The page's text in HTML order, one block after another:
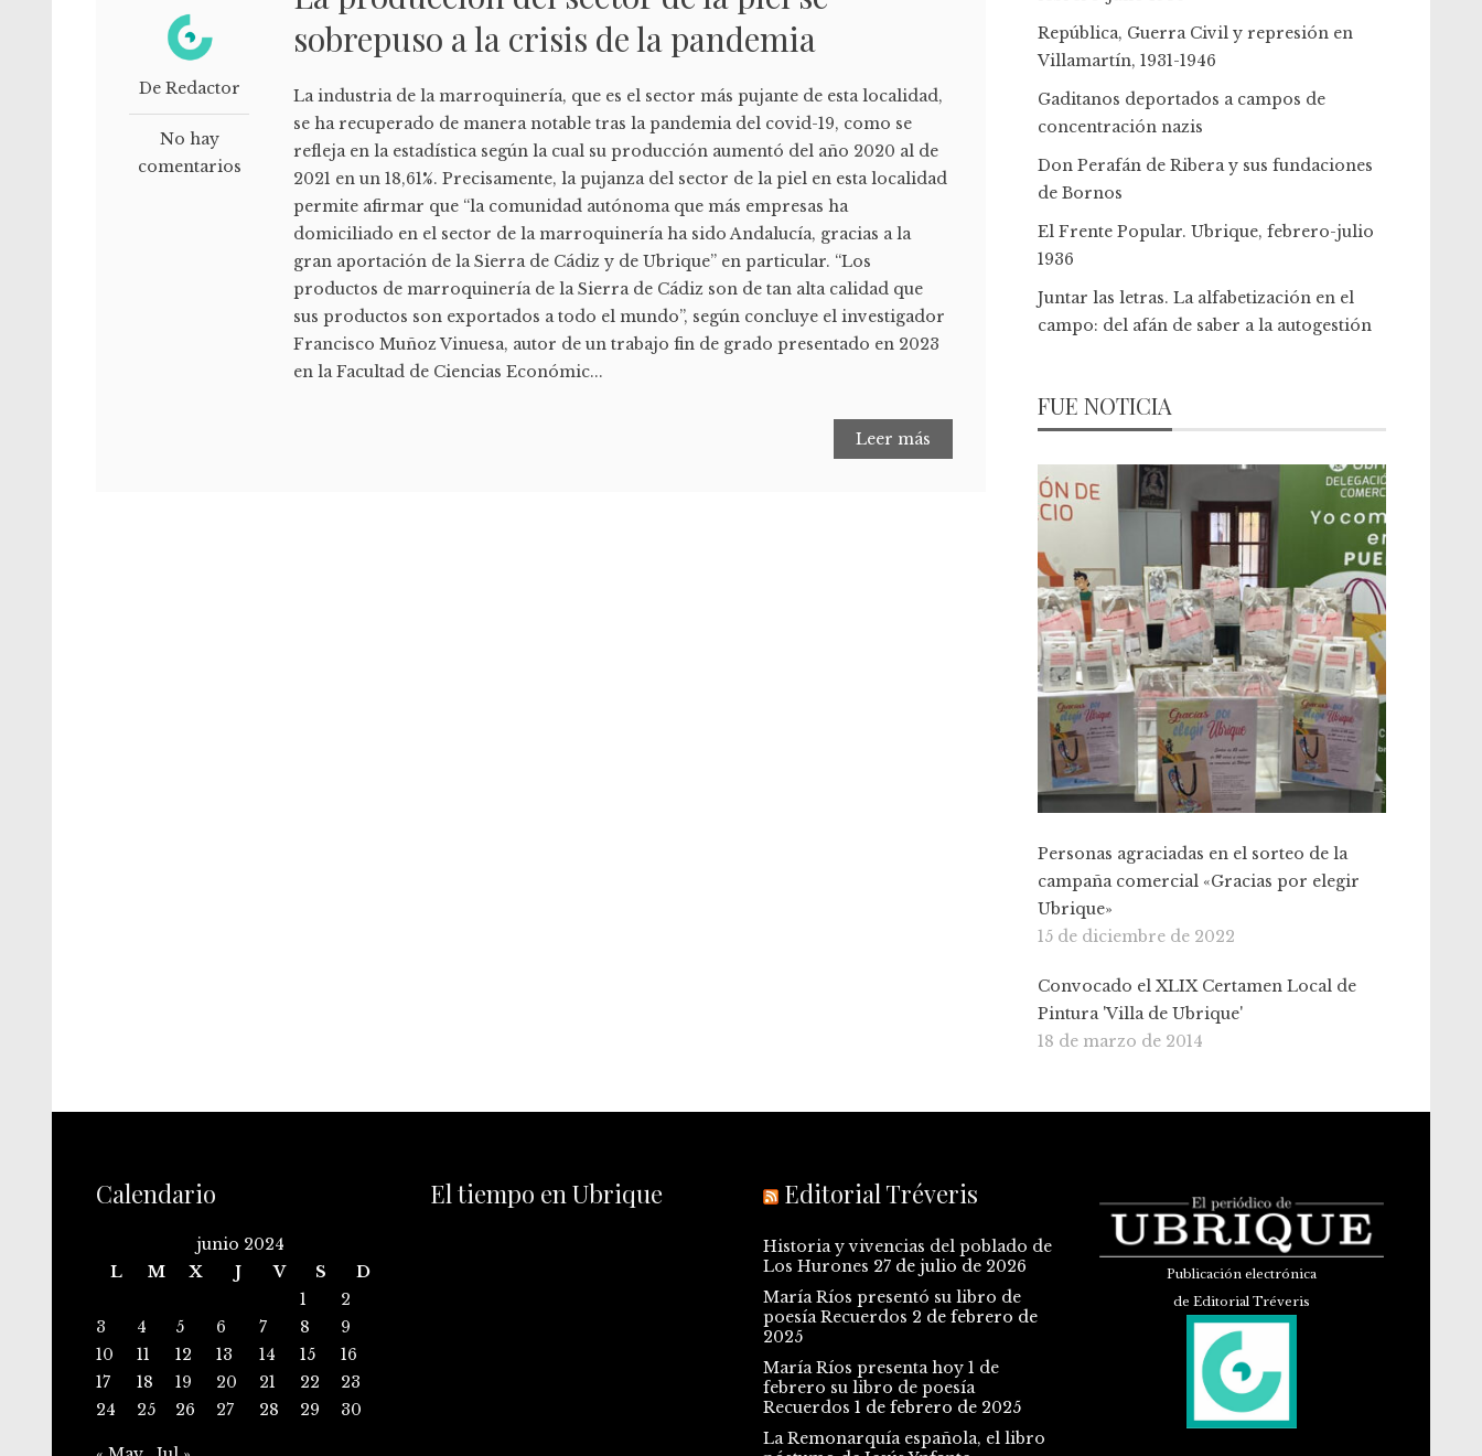
De Redactor
No hay
comentarios
sobrepuso a la crisis de la pandemia
La industria de la marroquinería, que es el sector más pujante de esta localidad,
se ha recuperado de manera notable tras la pandemia del covid-19, como se
refleja en la estadística según la cual su producción aumentó del año 2020 al de
2021 en un 18,61%. Precisamente, la pujanza del sector de la piel en esta localidad
permite afirmar que “la comunidad autónoma que más empresas ha
domiciliado en el sector de la marroquinería ha sido Andalucía, gracias a la
gran aportación de la Sierra de Cádiz y de Ubrique” en particular. “Los
productos de marroquinería de la Sierra de Cádiz son de tan alta calidad que
sus productos son exportados a todo el mundo”, según concluye el investigador
Francisco Muñoz Vinuesa, autor de un trabajo fin de grado presentado en 2023
en la Facultad de Ciencias Económic...
Leer más
República, Guerra Civil y represión en
Villamartín, 1931-1946
Gaditanos deportados a campos de
concentración nazis
Don Perafán de Ribera y sus fundaciones
de Bornos
El Frente Popular. Ubrique, febrero-julio
1936
Juntar las letras. La alfabetización en el
campo: del afán de saber a la autogestión
FUE NOTICIA
Personas agraciadas en el sorteo de la
campaña comercial «Gracias por elegir
Ubrique»
15 de diciembre de 2022
Convocado el XLIX Certamen Local de
Pintura 'Villa de Ubrique'
18 de marzo de 2014
Calendario
junio 2024
L
M X J V S
D
1
2
3
4 5 6 7 8
9
10
11 12 13 14 15
16
17
18 19 20 21 22
23
24
25 26 27 28 29 30
El tiempo en Ubrique Editorial Tréveris
Historia y vivencias del poblado de
Los Hurones 27 de julio de 2026
María Ríos presentó su libro de
poesía Recuerdos 2 de febrero de
2025
María Ríos presenta hoy 1 de
febrero su libro de poesía
Recuerdos 1 de febrero de 2025
La Remonarquía española, el libro
Publicación electrónica
de Editorial Tréveris